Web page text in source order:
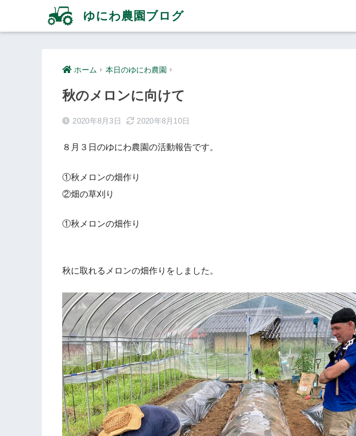
ゆにわ農園ブログ
ホーム 本日のゆにわ農園
秋のメロンに向けて
2020年8月3日 2020年8月10日
８月３日のゆにわ農園の活動報告です。
①秋メロンの畑作り
②畑の草刈り
①秋メロンの畑作り
秋に取れるメロンの畑作りをしました。